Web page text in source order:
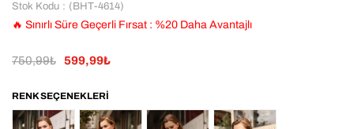
Stok Kodu (BHT-4614)
🔥 Sınırlı Süre Geçerli Fırsat : %20 Daha Avantajlı
750,99₺ 599,99₺